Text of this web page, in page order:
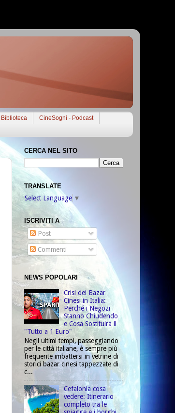
Biblioteca
CineSogni - Podcast
CERCA NEL SITO
TRANSLATE
Select Language ▼
ISCRIVITI A
Post
Commenti
NEWS POPOLARI
Crisi dei Bazar
Cinesi in Italia:
Perché i Negozi
Stanno Chiudendo
e Cosa Sostituirà il
"Tutto a 1 Euro"
Negli ultimi tempi, passeggiando
per le città italiane, è sempre più
frequente imbattersi in vetrine di
storici bazar cinesi tappezzate di
c...
Cefalonia cosa
vedere: Itinerario
completo tra le